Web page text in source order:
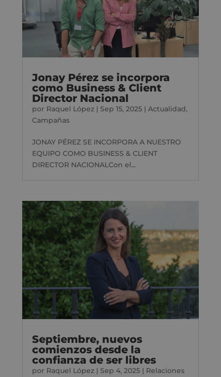
Jonay Pérez se incorpora
como Business & Client
Director Nacional
por Raquel López| Sep 15, 2025| Actualidad,
Campañas
JONAY PÉREZ SE INCORPORA A NUESTRO
EQUIPO COMO BUSINESS & CLIENT
DIRECTOR NACIONALCon el...
Septiembre, nuevos
comienzos desde la
confianza de ser libres
por Raquel López| Sep 4, 2025| Relaciones